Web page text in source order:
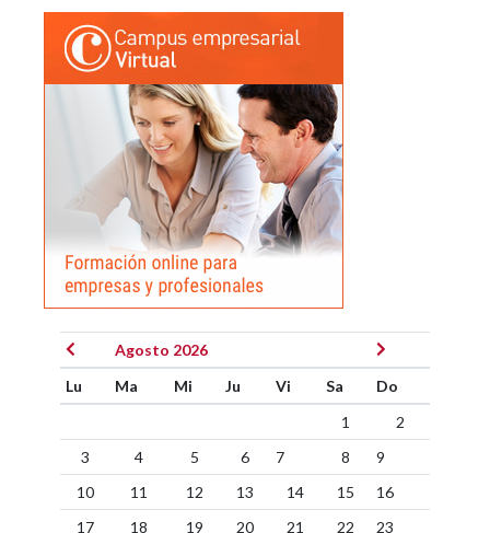
Agosto 2026
Lu
Ma Mi Ju Vi Sa
Do
1
2
3
4 5 6 7 8
9
10
11 12 13 14 15
16
17
18 19 20 21 22 23